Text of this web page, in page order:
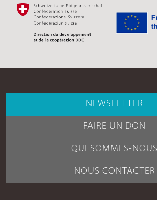
NEWSLETTER
FAIRE UN DON
QUI SOMMES-NOUS
NOUS CONTACTER